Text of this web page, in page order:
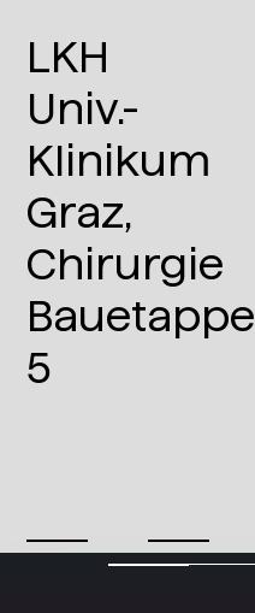
LKH
Univ.-
Klinikum
Graz,
Chirurgie
Bauetappe
5